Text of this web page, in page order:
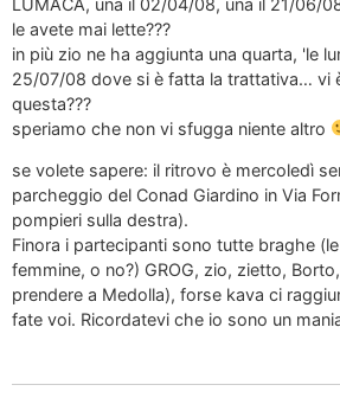
le avete mai lette???
in più zio ne ha aggiunta una quarta, 'le
25/07/08 dove si è fatta la trattativa… vi
questa???
speriamo che non vi sfugga niente altro
se volete sapere: il ritrovo è mercoledì
parcheggio del Conad Giardino in Via
pompieri sulla destra).
Finora i partecipanti sono tutte braghe
femmine, o no?) GROG, zio, zietto,
prendere a Medolla), forse kava ci
fate voi. Ricordatevi che io sono un